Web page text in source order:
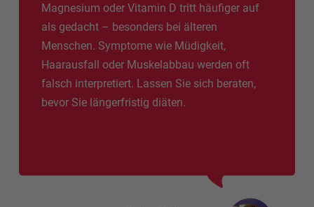
Magnesium oder Vitamin D tritt häufiger auf
als gedacht – besonders bei älteren
Menschen. Symptome wie Müdigkeit,
Haarausfall oder Muskelabbau werden oft
falsch interpretiert. Lassen Sie sich beraten,
bevor Sie längerfristig diäten.